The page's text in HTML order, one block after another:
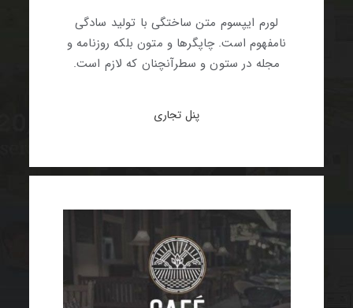
لورم ایپسوم متن ساختگی با تولید سادگی
نامفهوم است. چاپگرها و متون بلکه روزنامه و
مجله در ستون و سطرآنچنان که لازم است.
پنل تجاری